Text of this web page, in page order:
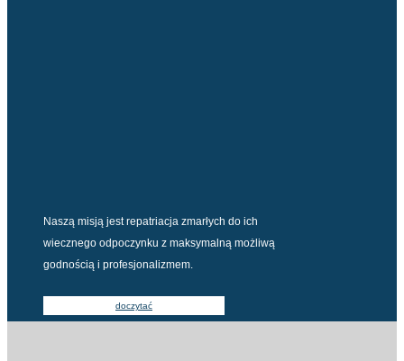
Naszą misją jest repatriacja zmarłych do ich
wiecznego odpoczynku z maksymalną możliwą
godnością i profesjonalizmem.
doczytać